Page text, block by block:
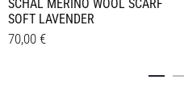
SCHAL MERINO WOOL SCARF
SOFT LAVENDER
70,00 €